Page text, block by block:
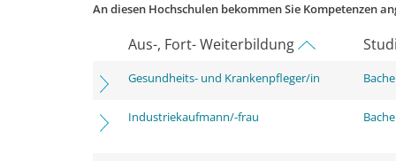
An diesen Hochschulen bekommen Sie Kompetenzen
Aus-, Fort- Weiterbildung
Gesundheits- und Krankenpfleger/in
Industriekaufmann/-frau